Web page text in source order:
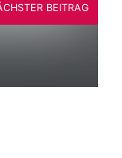
BEITRAG